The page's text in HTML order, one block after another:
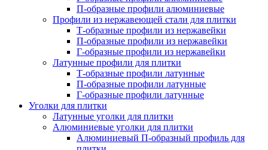
П-образные профили алюминиевые
Профили из нержавеющей стали для плитки
Т-образные профили из нержавейки
П-образные профили из нержавейки
Г-образные профили из нержавейки
Латунные профили для плитки
Т-образные профили латунные
П-образные профили латунные
Г-образные профили латунные
Уголки для плитки
Латунные уголки для плитки
Алюминиевые уголки для плитки
Алюминиевый П-образный профиль для